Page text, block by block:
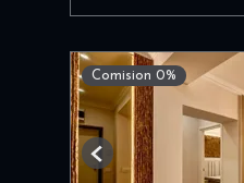
Comision 0%
Previous